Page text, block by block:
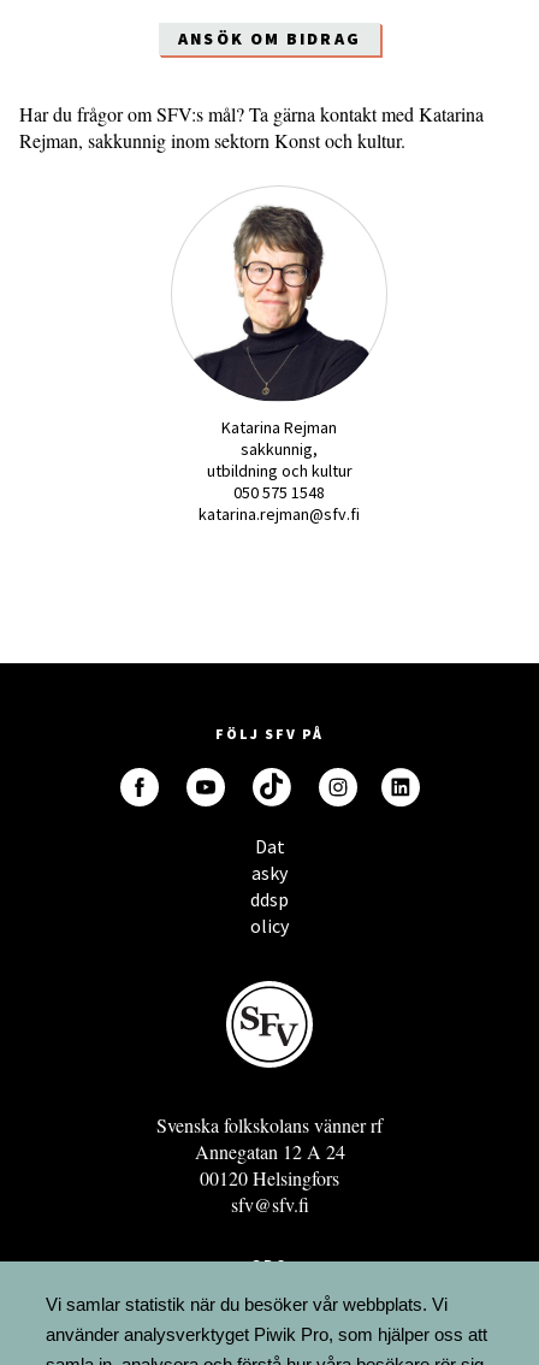
ANSÖK OM BIDRAG
Har du frågor om SFV:s mål? Ta gärna kontakt med Katarina
Rejman, sakkunnig inom sektorn Konst och kultur.
Katarina Rejman
sakkunnig,
utbildning och kultur
050 575 1548
katarina.rejman@sfv.fi
FÖLJ SFV PÅ
Dat
asky
ddsp
olicy
Svenska folkskolans vänner rf
Annegatan 12 A 24
00120 Helsingfors
sfv@sfv.fi
GRO
FÖRENINGSRESURSEN
MINNESRUNOR.FI
Vi samlar statistik när du besöker vår webbplats. Vi
använder analysverktyget Piwik Pro, som hjälper oss att